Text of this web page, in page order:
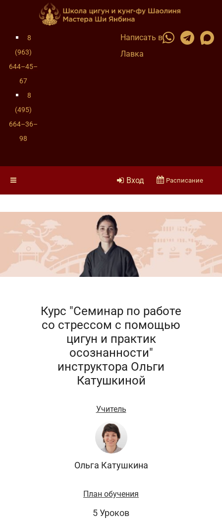
8
(963)
644–45–
67
8
(495)
664–36–
98
Написать в
Лавка
Вход Расписание
Курс "Семинар по работе
со стрессом с помощью
цигун и практик
осознанности"
инструктора Ольги
Катушкиной
Учитель
Ольга Катушкина
План обучения
5 Уроков